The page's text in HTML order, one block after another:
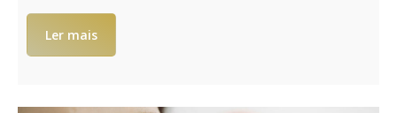
Ler mais